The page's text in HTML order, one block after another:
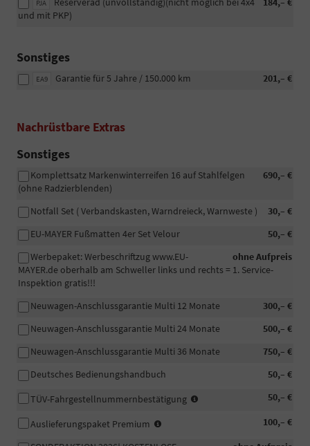
PJA
und mit PKP)
Sonstiges
EA9 201,– €
Garantie für 5 Jahre / 150.000 km
Nachrüstbare Extras
Sonstiges
690,– €
Komplettsatz Markenwinterreifen 16 auf Stahlfelgen
(ohne Radzierblenden)
30,– €
Notfall Set ( Verbandskasten, Warndreieck, Warnweste )
50,– €
EU-MAYER Fußmatten 4er Set Velour
ohne Aufpreis
Werbepaket: Werbeschriftzug www.EU-
MAYER.de oberhalb am Schweller links und rechts = 1. Service-
Inspektion gratis!!!
300,– €
Neuwagen-Anschlussgarantie Multi 12 Monate
500,– €
Neuwagen-Anschlussgarantie Multi 24 Monate
750,– €
Neuwagen-Anschlussgarantie Multi 36 Monate
50,– €
Deutsches Bedienungshandbuch
50,– €
TÜV-Fahrgestellnummernbestätigung
100,– €
Auslieferungspaket Premium